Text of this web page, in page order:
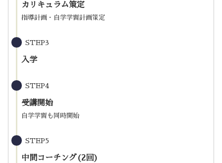
カリキュラム策定
指導計画・自学学習計画策定
STEP3
入学
STEP4
受講開始
自学学習も同時開始
STEP5
中間コーチング(2回)